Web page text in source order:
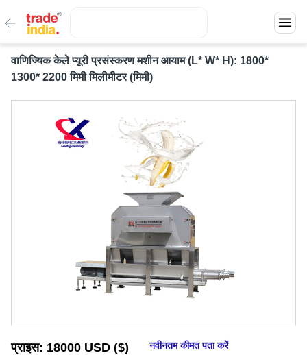
वाणिज्यिक केले प्यूरी प्रसंस्करण मशीन आयाम (L* W* H): 1800*
1300* 2200 मिमी मिलीमीटर (मिमी)
प्राइस: 18000 USD ($) नवीनतम कीमत पता करें